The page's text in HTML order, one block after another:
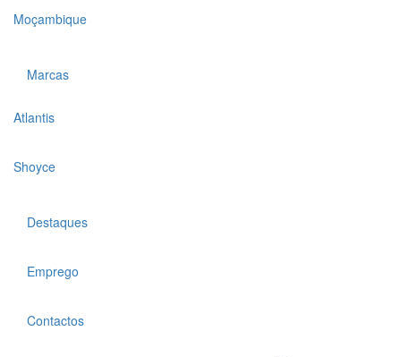
Moçambique
Marcas
Atlantis
Shoyce
Destaques
Emprego
Contactos